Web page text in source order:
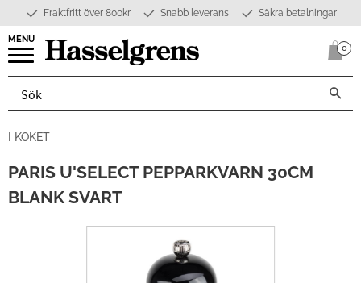
Meny
Fraktfritt över 800kr Snabb leverans Säkra betalningar
0
I KÖKET
PARIS U'SELECT PEPPARKVARN 30CM
BLANK SVART